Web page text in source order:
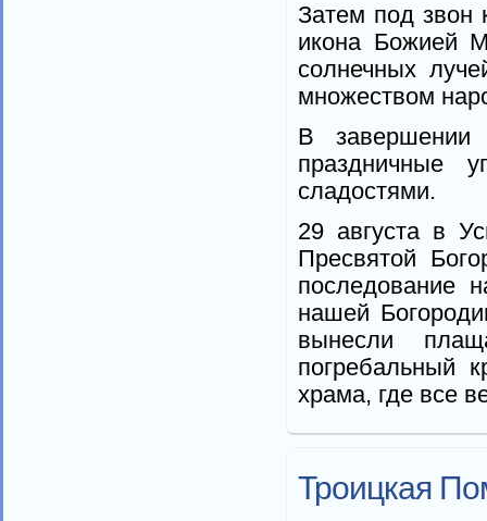
Затем под звон
икона Божией
солнечных
множеством
В завершении
праздничные
сладостями.
29 августа в
Пресвятой
последование
нашей
вынесли
погребальный
храма, где все
Троицкая